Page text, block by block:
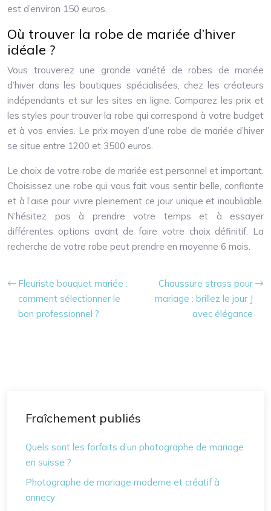
est d’environ 150 euros.
Où trouver la robe de mariée d’hiver
idéale ?
Vous trouverez une grande variété de robes de mariée
d’hiver dans les boutiques spécialisées, chez les créateurs
indépendants et sur les sites en ligne. Comparez les prix et
les styles pour trouver la robe qui correspond à votre budget
et à vos envies. Le prix moyen d’une robe de mariée d’hiver
se situe entre 1200 et 3500 euros.
Le choix de votre robe de mariée est personnel et important.
Choisissez une robe qui vous fait vous sentir belle, confiante
et à l’aise pour vivre pleinement ce jour unique et inoubliable.
N’hésitez pas à prendre votre temps et à essayer
différentes options avant de faire votre choix définitif. La
recherche de votre robe peut prendre en moyenne 6 mois.
Fleuriste bouquet mariée :
comment sélectionner le
bon professionnel ?
Chaussure strass pour
mariage : brillez le jour J
avec élégance
Fraîchement publiés
Quels sont les forfaits d’un photographe de mariage
en suisse ?
Photographe de mariage moderne et créatif à
annecy